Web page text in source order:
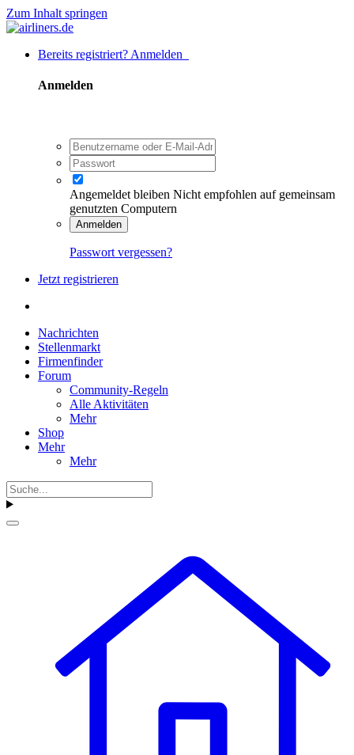
Zum Inhalt springen
Bereits registriert? Anmelden
Anmelden
Angemeldet bleiben Nicht empfohlen auf gemeinsam
genutzten Computern
Anmelden
Passwort vergessen?
Jetzt registrieren
Nachrichten
Stellenmarkt
Firmenfinder
Forum
Community-Regeln
Alle Aktivitäten
Mehr
Shop
Mehr
Mehr